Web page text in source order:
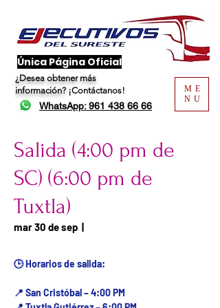
​Única Página Oficial
¿Desea obtener más
información? ¡Contáctanos!
WhatsApp: 961 438 66 66
ME
NU
Salida (4:00 pm de
SC) (6:00 pm de
Tuxtla)
mar 30 de sep
  |
🕒 Horarios de salida:
📍 San Cristóbal – 4:00 PM